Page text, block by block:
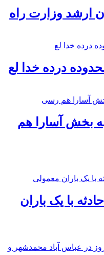
ارشد وزارت راه
درده خدا لع
به بخش آسارا هم
با یک باران